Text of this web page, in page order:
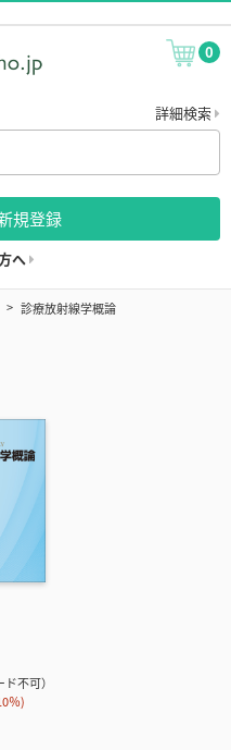
0
詳細検索
規登録
へ
診療放射線学概論
不可）
％)